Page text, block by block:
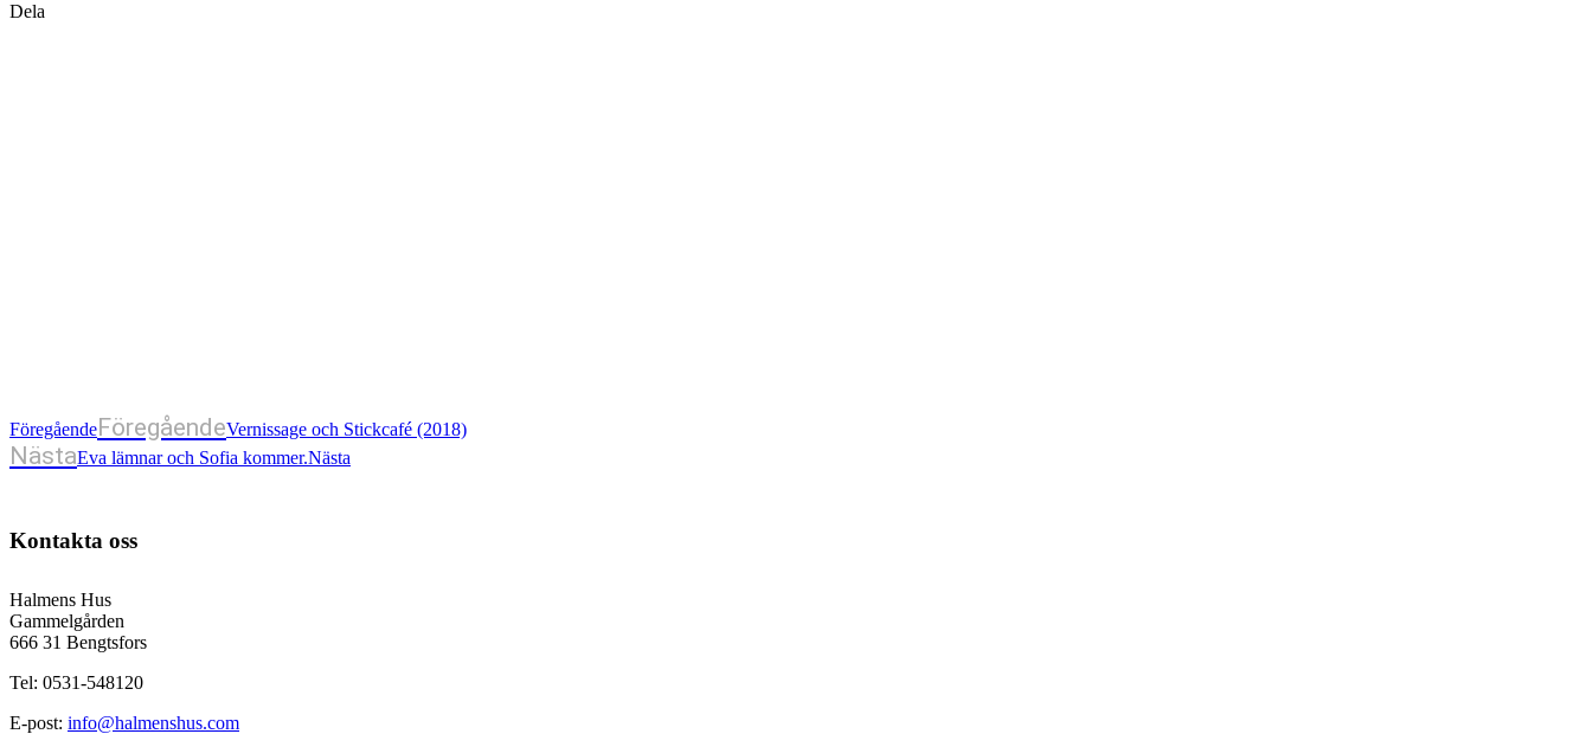
Dela
FöregåendeFöregåendeVernissage och Stickcafé (2018)
NästaEva lämnar och Sofia kommer.Nästa
Kontakta oss
Halmens Hus
Gammelgården
666 31 Bengtsfors
Tel: 0531-548120
E-post: info@halmenshus.com